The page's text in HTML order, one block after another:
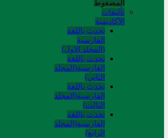
المضغوط
تألیفات
الآکادیمیة
تحدث باللغة
الفارسية
(المجلد الاول)
تحدث باللغة
الفارسية(المجلد
الثاني)
تحدث باللغة
الفارسية(المجلد
الثالث)
تحدث باللغة
الفارسية(المجلد
الرابع)